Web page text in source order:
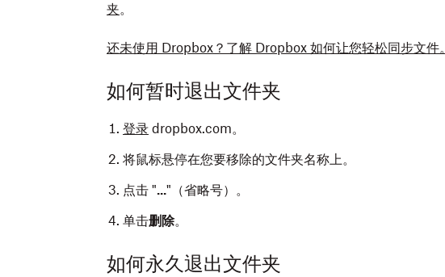
夹。
还未使用 Dropbox？了解 Dropbox 如何让您轻松同步文件。
如何暂时退出文件夹
登录 dropbox.com。
将鼠标悬停在您要移除的文件夹名称上。
点击 "..."（省略号）。
单击删除。
如何永久退出文件夹